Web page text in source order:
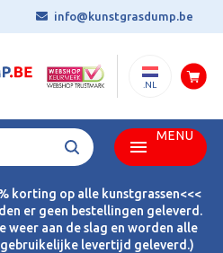
info@kunstgrasdump.be
.NL
MENU
korting op alle kunstgrassen<<<
er geen bestellingen geleverd.
weer aan de slag en worden alle
levertijd geleverd.)